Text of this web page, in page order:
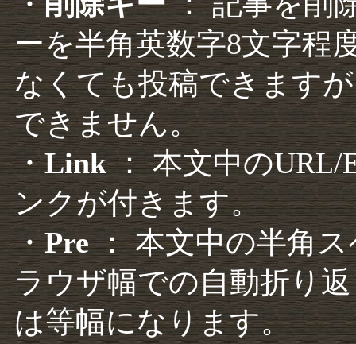
ーを半角英数字8文字程
なくても投稿できます
できません。
・Link： 本文中のURL/
ンクが付きます。
・Pre： 本文中の半角
ラウザ幅での自動折り
は等幅になります。